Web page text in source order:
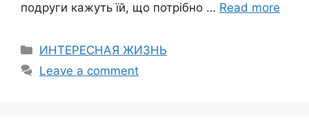
подруги кажуть їй, що потрібно … Read more
Categories
ИНТЕРЕСНАЯ ЖИЗНЬ
Leave a comment